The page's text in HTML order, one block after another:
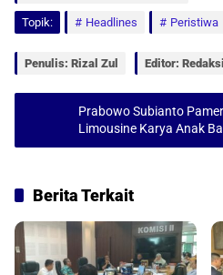
A
p
o
o
Topik: Headlines Peristiwa
Penulis: Rizal Zul Editor:
Prabowo Subianto
Limousine Karya Anak
Berita Terkait